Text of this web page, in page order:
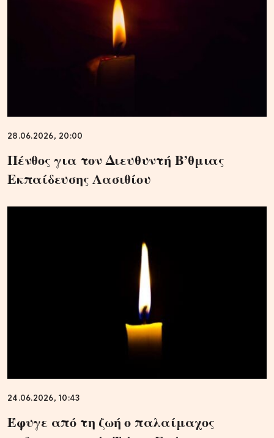
28.06.2026, 20:00
Πένθος για τον Διευθυντή Β’θμιας
Εκπαίδευσης Λασιθίου
24.06.2026, 10:43
Έφυγε από τη ζωή ο παλαίμαχος